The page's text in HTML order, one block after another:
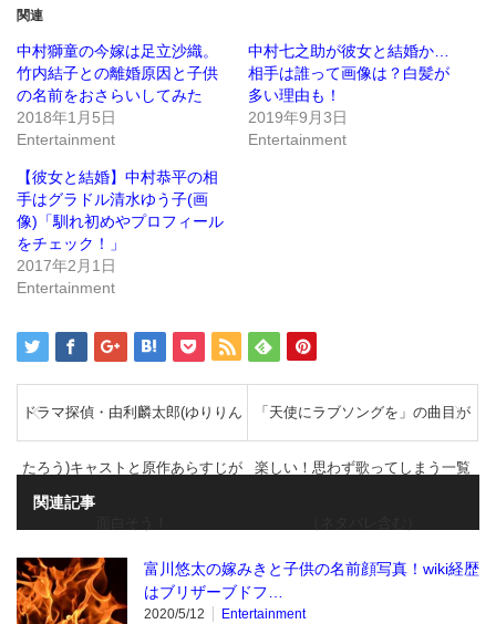
(新
し
い
ウ
ィ
ン
ド
ウ
開
き
ま
す)
ッ
ク
し
て
く
だ
さ
い
し
い
ウ
ィ
ン
ド
ウ
で
開
き
関連
中村獅童の今嫁は足立沙織。
竹内結子との離婚原因と子供
の名前をおさらいしてみた
2018年1月5日
Entertainment
中村七之助が彼女と結婚か…
相手は誰って画像は？白髪が
多い理由も！
2019年9月3日
Entertainment
【彼女と結婚】中村恭平の相
手はグラドル清水ゆう子(画
像)「馴れ初めやプロフィール
をチェック！」
2017年2月1日
Entertainment
ドラマ探偵・由利麟太郎(ゆりりん
たろう)キャストと原作あらすじが
「天使にラブソングを」の曲目が
楽しい！思わず歌ってしまう一覧
関連記事
富川悠太の嫁みきと子供の名前顔写真！wiki経歴
はブリザーブドフ…
2020/5/12 Entertainment